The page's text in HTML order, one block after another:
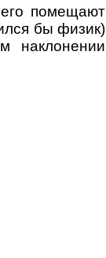
помещают
бы физик)
наклонении